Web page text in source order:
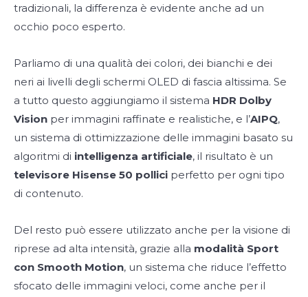
tradizionali, la differenza è evidente anche ad un
occhio poco esperto.
Parliamo di una qualità dei colori, dei bianchi e dei
neri ai livelli degli schermi OLED di fascia altissima. Se
a tutto questo aggiungiamo il sistema HDR Dolby
Vision per immagini raffinate e realistiche, e l’AIPQ,
un sistema di ottimizzazione delle immagini basato su
algoritmi di intelligenza artificiale, il risultato è un
televisore Hisense 50 pollici perfetto per ogni tipo
di contenuto.
Del resto può essere utilizzato anche per la visione di
riprese ad alta intensità, grazie alla modalità Sport
con Smooth Motion, un sistema che riduce l’effetto
sfocato delle immagini veloci, come anche per il